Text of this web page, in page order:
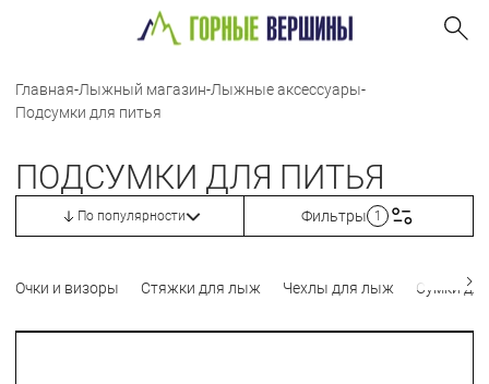
Главная-Лыжный магазин-Лыжные аксессуары-
Подсумки для питья
ПОДСУМКИ ДЛЯ ПИТЬЯ
По популярности Фильтры 1
Очки и визоры Стяжки для лыж Чехлы для лыж Сумки